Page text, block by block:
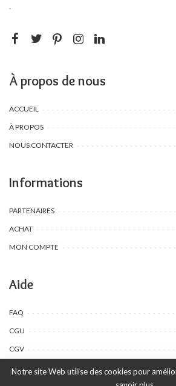
.
À propos de nous
ACCUEIL
À PROPOS
NOUS CONTACTER
Informations
PARTENAIRES
ACHAT
MON COMPTE
Aide
FAQ
CGU
CGV
Notre site Web utilise des cookies pour